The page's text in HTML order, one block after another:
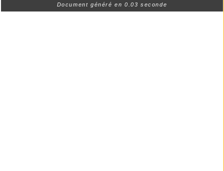
Document généré en 0.03 seconde